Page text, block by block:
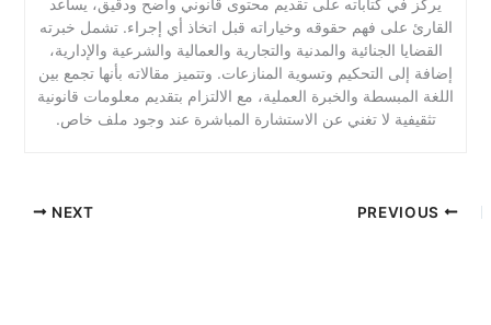
القارئ على فهم حقوقه وخياراته قبل اتخاذ أي إجراء. تشمل خبرته
القضايا الجنائية والمدنية والتجارية والعمالية والشرعية والإدارية،
إضافة إلى التحكيم وتسوية المنازعات. وتتميز مقالاته بأنها تجمع بين
اللغة المبسطة والخبرة العملية، مع الالتزام بتقديم معلومات قانونية
تثقيفية لا تغني عن الاستشارة المباشرة عند وجود ملف خاص.
NEXT